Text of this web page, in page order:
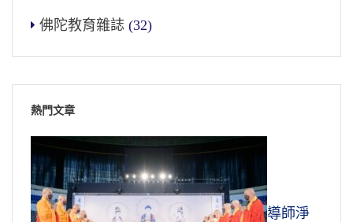
佛陀教育雜誌 (32)
熱門文章
導師淨